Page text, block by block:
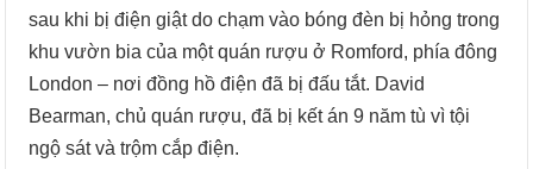
sau khi bị điện giật do chạm vào bóng đèn bị hỏng trong
khu vườn bia của một quán rượu ở Romford, phía đông
London – nơi đồng hồ điện đã bị đấu tắt. David
Bearman, chủ quán rượu, đã bị kết án 9 năm tù vì tội
ngộ sát và trộm cắp điện.